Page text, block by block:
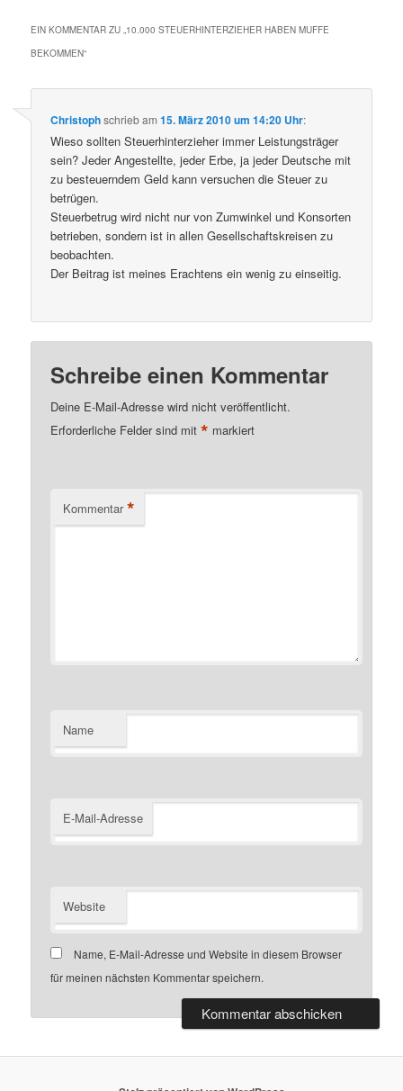
EIN KOMMENTAR ZU „10.000 STEUERHINTERZIEHER HABEN MUFFE
BEKOMMEN“
Christophschriebam15. März 2010 um 14:20 Uhr:
Wieso sollten Steuerhinterzieher immer Leistungsträger
sein? Jeder Angestellte, jeder Erbe, ja jeder Deutsche mit
zu besteuerndem Geld kann versuchen die Steuer zu
betrügen.
Steuerbetrug wird nicht nur von Zumwinkel und Konsorten
betrieben, sondern ist in allen Gesellschaftskreisen zu
beobachten.
Der Beitrag ist meines Erachtens ein wenig zu einseitig.
Schreibe einen Kommentar
Deine E-Mail-Adresse wird nicht veröffentlicht.
Erforderliche Felder sind mit* markiert
Kommentar *
Name
E-Mail-Adresse
Website
Name, E-Mail-Adresse und Website in diesem Browser
für meinen nächsten Kommentar speichern.